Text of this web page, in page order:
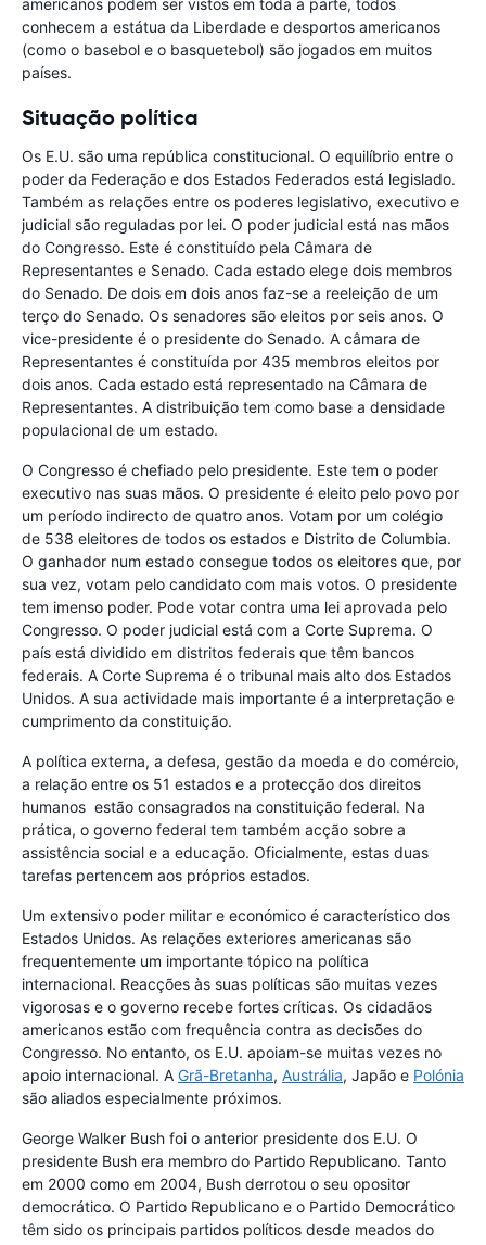
americanos podem ser vistos em toda a parte, todos
conhecem a estátua da Liberdade e desportos americanos
(como o basebol e o basquetebol) são jogados em muitos
países.
Situação política
Os E.U. são uma república constitucional. O equilíbrio entre o
poder da Federação e dos Estados Federados está legislado.
Também as relações entre os poderes legislativo, executivo e
judicial são reguladas por lei. O poder judicial está nas mãos
do Congresso. Este é constituído pela Câmara de
Representantes e Senado. Cada estado elege dois membros
do Senado. De dois em dois anos faz-se a reeleição de um
terço do Senado. Os senadores são eleitos por seis anos. O
vice-presidente é o presidente do Senado. A câmara de
Representantes é constituída por 435 membros eleitos por
dois anos. Cada estado está representado na Câmara de
Representantes. A distribuição tem como base a densidade
populacional de um estado.
O Congresso é chefiado pelo presidente. Este tem o poder
executivo nas suas mãos. O presidente é eleito pelo povo por
um período indirecto de quatro anos. Votam por um colégio
de 538 eleitores de todos os estados e Distrito de Columbia.
O ganhador num estado consegue todos os eleitores que, por
sua vez, votam pelo candidato com mais votos. O presidente
tem imenso poder. Pode votar contra uma lei aprovada pelo
Congresso. O poder judicial está com a Corte Suprema. O
país está dividido em distritos federais que têm bancos
federais. A Corte Suprema é o tribunal mais alto dos Estados
Unidos. A sua actividade mais importante é a interpretação e
cumprimento da constituição.
A política externa, a defesa, gestão da moeda e do comércio,
a relação entre os 51 estados e a protecção dos direitos
humanos estão consagrados na constituição federal. Na
prática, o governo federal tem também acção sobre a
assistência social e a educação. Oficialmente, estas duas
tarefas pertencem aos próprios estados.
Um extensivo poder militar e económico é característico dos
Estados Unidos. As relações exteriores americanas são
frequentemente um importante tópico na política
internacional. Reacções às suas políticas são muitas vezes
vigorosas e o governo recebe fortes críticas. Os cidadãos
americanos estão com frequência contra as decisões do
Congresso. No entanto, os E.U. apoiam-se muitas vezes no
apoio internacional. A Grã-Bretanha, Austrália, Japão e Polónia
são aliados especialmente próximos.
George Walker Bush foi o anterior presidente dos E.U. O
presidente Bush era membro do Partido Republicano. Tanto
em 2000 como em 2004, Bush derrotou o seu opositor
democrático. O Partido Republicano e o Partido Democrático
têm sido os principais partidos políticos desde meados do